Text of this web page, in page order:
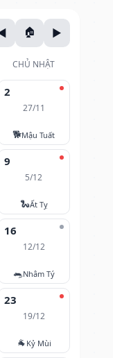
CHỦ NHẬT
2
27/11
🐕Mậu Tuất
9
5/12
🐍Ất Tỵ
16
12/12
🐀Nhâm Tý
23
19/12
🐐 Kỷ Mùi